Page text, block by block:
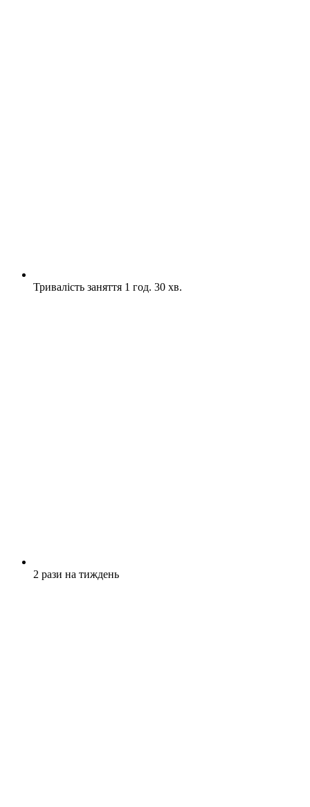
Тривалість заняття 1 год. 30 хв.
2 рази на тиждень